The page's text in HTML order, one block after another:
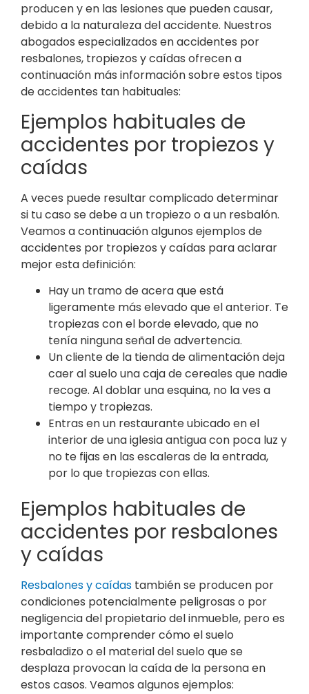
producen y en las lesiones que pueden causar,
debido a la naturaleza del accidente. Nuestros
abogados especializados en accidentes por
resbalones, tropiezos y caídas ofrecen a
continuación más información sobre estos tipos
de accidentes tan habituales:
Ejemplos habituales de
accidentes por tropiezos y
caídas
A veces puede resultar complicado determinar
si tu caso se debe a un tropiezo o a un resbalón.
Veamos a continuación algunos ejemplos de
accidentes por tropiezos y caídas para aclarar
mejor esta definición:
Hay un tramo de acera que está
ligeramente más elevado que el anterior. Te
tropiezas con el borde elevado, que no
tenía ninguna señal de advertencia.
Un cliente de la tienda de alimentación deja
caer al suelo una caja de cereales que nadie
recoge. Al doblar una esquina, no la ves a
tiempo y tropiezas.
Entras en un restaurante ubicado en el
interior de una iglesia antigua con poca luz y
no te fijas en las escaleras de la entrada,
por lo que tropiezas con ellas.
Ejemplos habituales de
accidentes por resbalones
y caídas
Resbalones y caídas también se producen por
condiciones potencialmente peligrosas o por
negligencia del propietario del inmueble, pero es
importante comprender cómo el suelo
resbaladizo o el material del suelo que se
desplaza provocan la caída de la persona en
estos casos. Veamos algunos ejemplos: